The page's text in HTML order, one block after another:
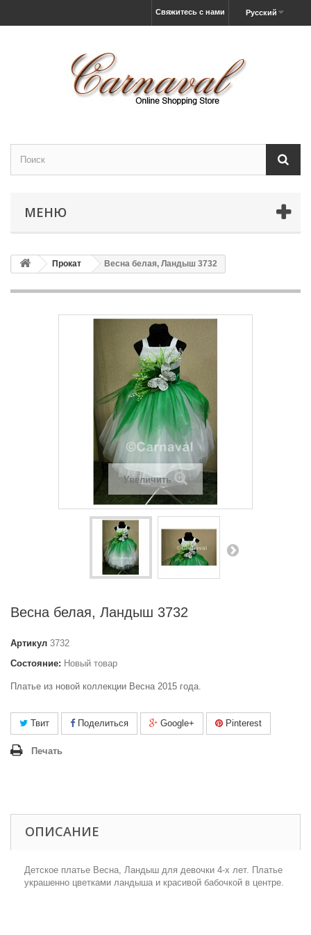
Русский
Свяжитесь с нами
МЕНЮ
Прокат Весна белая, Ландыш 3732
Увеличить
Весна белая, Ландыш 3732
Артикул 3732
Состояние: Новый товар
Платье из новой коллекции Весна 2015 года.
Твит Поделиться Google+ Pinterest
Печать
ОПИСАНИЕ
Детское платье Весна, Ландыш для девочки 4-х лет. Платье
украшенно цветками ландыша и красивой бабочкой в центре.